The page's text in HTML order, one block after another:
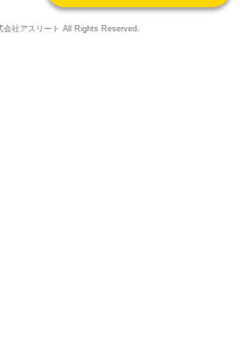
社アスリート All Rights Reserved.